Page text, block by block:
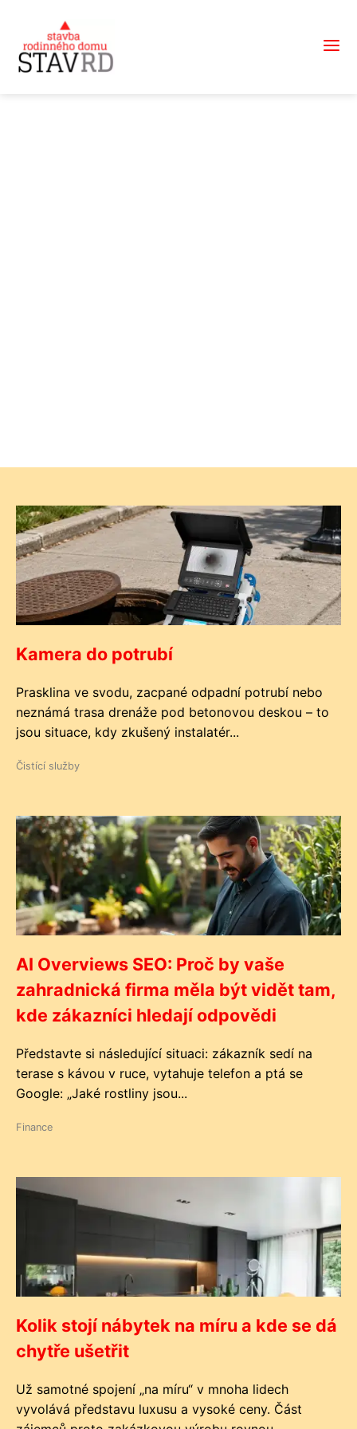
Kamera do potrubí
Prasklina ve svodu, zacpané odpadní potrubí nebo
neznámá trasa drenáže pod betonovou deskou – to
jsou situace, kdy zkušený instalatér...
Čistící služby
AI Overviews SEO: Proč by vaše
zahradnická firma měla být vidět tam,
kde zákazníci hledají odpovědi
Představte si následující situaci: zákazník sedí na
terase s kávou v ruce, vytahuje telefon a ptá se
Google: „Jaké rostliny jsou...
Finance
Kolik stojí nábytek na míru a kde se dá
chytře ušetřit
Už samotné spojení „na míru“ v mnoha lidech
vyvolává představu luxusu a vysoké ceny. Část